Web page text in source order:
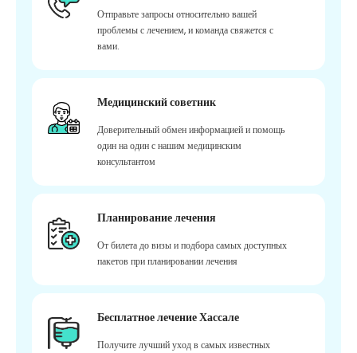
Отправьте запросы относительно вашей
проблемы с лечением, и команда свяжется с
вами.
Медицинский советник
Доверительный обмен информацией и помощь
один на один с нашим медицинским
консультантом
Планирование лечения
От билета до визы и подбора самых доступных
пакетов при планировании лечения
Бесплатное лечение Хассале
Получите лучший уход в самых известных